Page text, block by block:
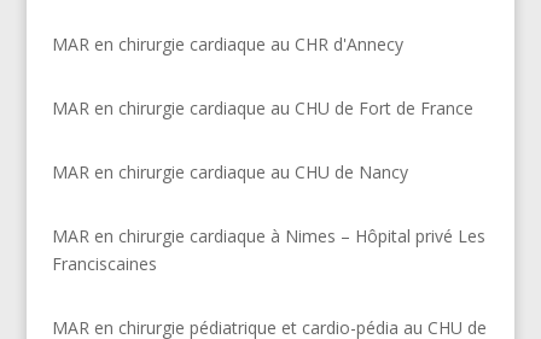
MAR en chirurgie cardiaque au CHR d'Annecy
MAR en chirurgie cardiaque au CHU de Fort de France
MAR en chirurgie cardiaque au CHU de Nancy
MAR en chirurgie cardiaque à Nimes – Hôpital privé Les
Franciscaines
MAR en chirurgie pédiatrique et cardio-pédia au CHU de